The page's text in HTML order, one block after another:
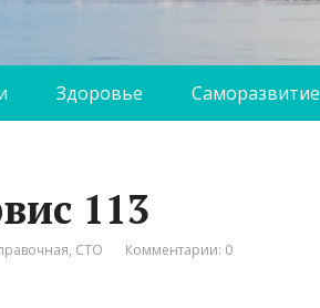
Здоровье Саморазвитие
113
, СТО Комментарии: 0